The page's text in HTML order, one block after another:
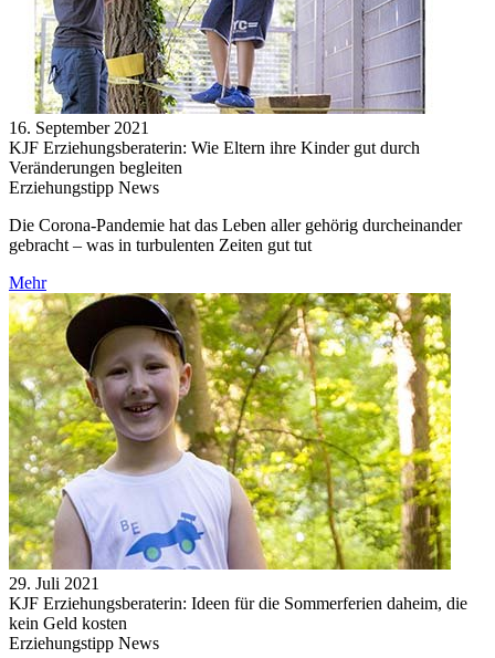
16. September 2021
KJF Erziehungsberaterin: Wie Eltern ihre Kinder gut durch
Veränderungen begleiten
Erziehungstipp News
Die Corona-Pandemie hat das Leben aller gehörig durcheinander
gebracht – was in turbulenten Zeiten gut tut
Mehr
29. Juli 2021
KJF Erziehungsberaterin: Ideen für die Sommerferien daheim, die
kein Geld kosten
Erziehungstipp News